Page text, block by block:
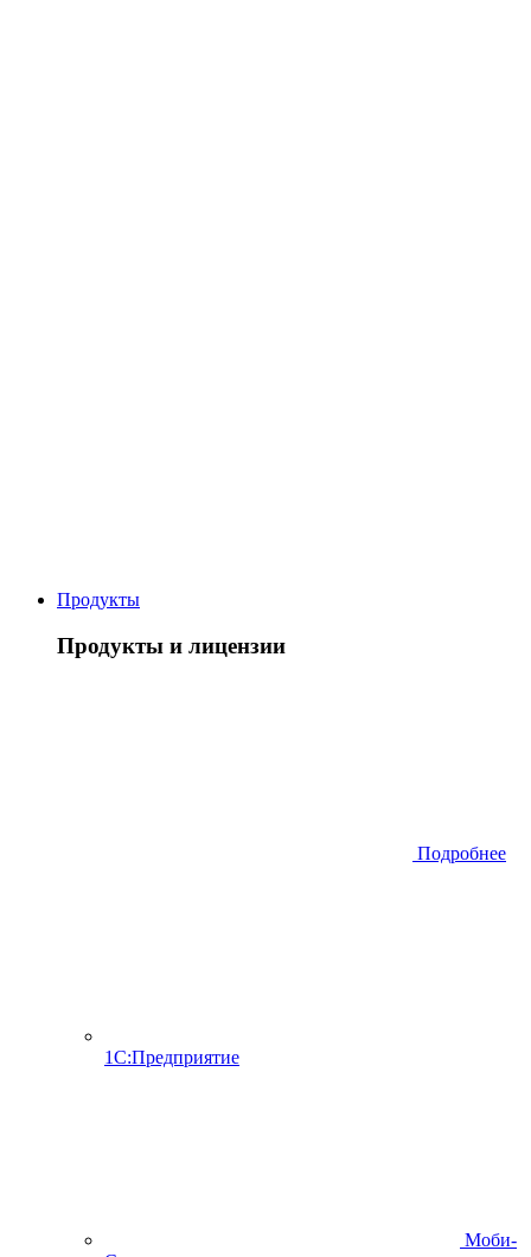
Продукты
Продукты и лицензии
Подробнее
1С:Предприятие
Моби-